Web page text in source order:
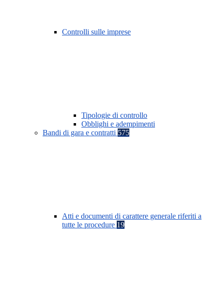
Controlli sulle imprese
Tipologie di controllo
Obblighi e adempimenti
Bandi di gara e contratti 575
Atti e documenti di carattere generale riferiti a
tutte le procedure 19